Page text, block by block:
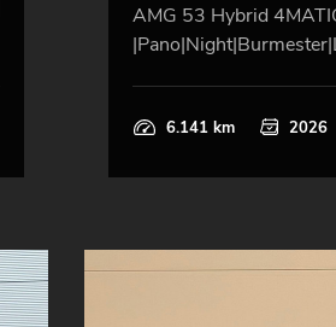
AMG 53 Hybrid
6.141 km 2026